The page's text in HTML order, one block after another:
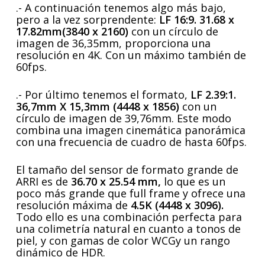
.- A continuación tenemos algo más bajo,
pero a la vez sorprendente: LF 16:9. 31.68 x
17.82mm(3840 x 2160)con un círculo de
imagen de 36,35mm, proporciona una
resolución en 4K. Con un máximo también de
60fps.
.- Por último tenemos el formato, LF 2.39:1.
36,7mm X 15,3mm (4448 x 1856)con un
círculo de imagen de 39,76mm. Este modo
combina una imagen cinemática panorámica
con una frecuencia de cuadro de hasta 60fps.
El tamaño del sensor de formato grande de
ARRI es de 36.70 x 25.54 mm, lo que es un
poco más grande que full frame y ofrece una
resolución máxima de 4.5K (4448 x 3096).
Todo ello es una combinación perfecta para
una colimetría natural en cuanto a tonos de
piel, y con gamas de color WCGy un rango
dinámico de HDR.